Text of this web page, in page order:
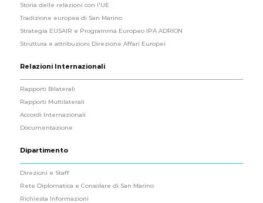
Storia delle relazioni con l'UE
Tradizione europea di San Marino
Strategia EUSAIR e Programma Europeo IPA ADRION
Struttura e attribuzioni Direzione Affari Europei
Relazioni Internazionali
Rapporti Bilaterali
Rapporti Multilaterali
Accordi Internazionali
Documentazione
Dipartimento
Direzioni e Staff
Rete Diplomatica e Consolare di San Marino
Richiesta Informazioni